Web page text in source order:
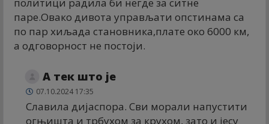
паре.Овако дивота управљати опстинама са
по пар хиљада становника,плате око 6000 км,
а одговорност не постоји.
А тек што је
07.10.2024 17:35
Славила дијаспора. Сви морали напустити
огњишта и трбухом за крухом, зато и јесу